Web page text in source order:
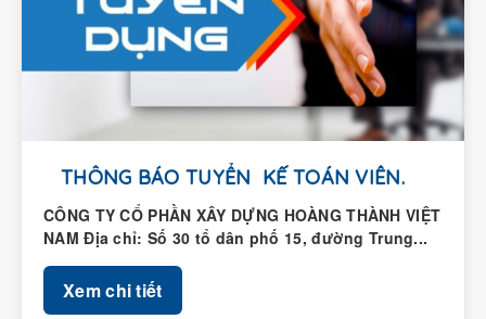
THÔNG BÁO TUYỂN KẾ TOÁN VIÊN.
CÔNG TY CỔ PHẦN XÂY DỰNG HOÀNG THÀNH VIỆT
NAM Địa chỉ: Số 30 tổ dân phố 15, đường Trung...
Xem chi tiết